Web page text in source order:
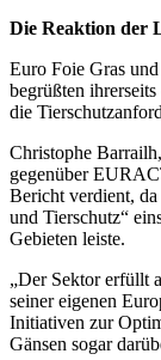
Die Reaktion der
Euro Foie Gras
begrüßten
die
Christophe
gegenüber
Bericht verdient,
und Tierschutz“
Gebieten leiste.
„Der Sektor erfüllt
seiner eigenen
Initiativen zur
Gänsen sogar